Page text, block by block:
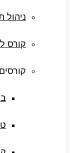
ניהול
קורס